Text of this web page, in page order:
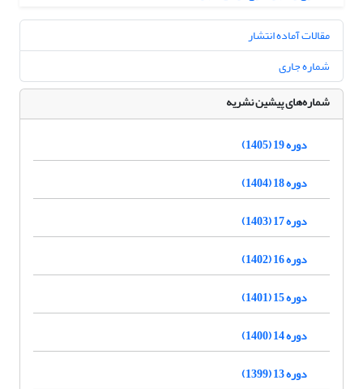
مقالات آماده انتشار
شماره جاری
شماره‌های پیشین نشریه
دوره 19 (1405)
دوره 18 (1404)
دوره 17 (1403)
دوره 16 (1402)
دوره 15 (1401)
دوره 14 (1400)
دوره 13 (1399)